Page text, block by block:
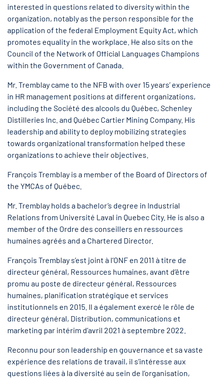
interested in questions related to diversity within the
organization, notably as the person responsible for the
application of the federal Employment Equity Act, which
promotes equality in the workplace. He also sits on the
Council of the Network of Official Languages Champions
within the Government of Canada.
Mr. Tremblay came to the NFB with over 15 years’ experience
in HR management positions at different organizations,
including the Société des alcools du Québec, Schenley
Distilleries Inc. and Québec Cartier Mining Company. His
leadership and ability to deploy mobilizing strategies
towards organizational transformation helped these
organizations to achieve their objectives.
François Tremblay is a member of the Board of Directors of
the YMCAs of Québec.
Mr. Tremblay holds a bachelor’s degree in Industrial
Relations from Université Laval in Quebec City. He is also a
member of the Ordre des conseillers en ressources
humaines agréés and a Chartered Director.
François Tremblay s’est joint à l’ONF en 2011 à titre de
directeur général, Ressources humaines, avant d’être
promu au poste de directeur général, Ressources
humaines, planification stratégique et services
institutionnels en 2015. Il a également exercé le rôle de
directeur général, Distribution, communications et
marketing par intérim d’avril 2021 à septembre 2022.
Reconnu pour son leadership en gouvernance et sa vaste
expérience des relations de travail, il s’intéresse aux
questions liées à la diversité au sein de l’organisation,